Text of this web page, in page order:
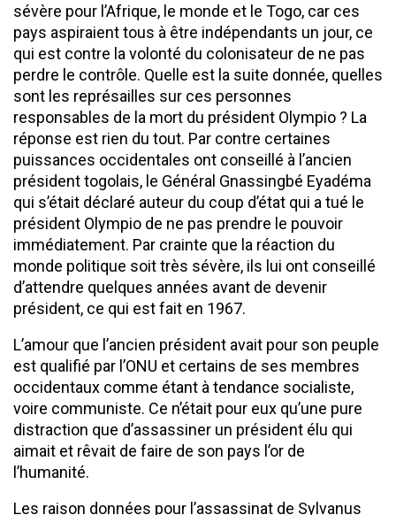
sévère pour l’Afrique, le monde et le Togo, car ces
pays aspiraient tous à être indépendants un jour, ce
qui est contre la volonté du colonisateur de ne pas
perdre le contrôle. Quelle est la suite donnée, quelles
sont les représailles sur ces personnes
responsables de la mort du président Olympio ? La
réponse est rien du tout. Par contre certaines
puissances occidentales ont conseillé à l’ancien
président togolais, le Général Gnassingbé Eyadéma
qui s’était déclaré auteur du coup d’état qui a tué le
président Olympio de ne pas prendre le pouvoir
immédiatement. Par crainte que la réaction du
monde politique soit très sévère, ils lui ont conseillé
d’attendre quelques années avant de devenir
président, ce qui est fait en 1967.
L’amour que l’ancien président avait pour son peuple
est qualifié par l’ONU et certains de ses membres
occidentaux comme étant à tendance socialiste,
voire communiste. Ce n’était pour eux qu’une pure
distraction que d’assassiner un président élu qui
aimait et rêvait de faire de son pays l’or de
l’humanité.
Les raison données pour l’assassinat de Sylvanus